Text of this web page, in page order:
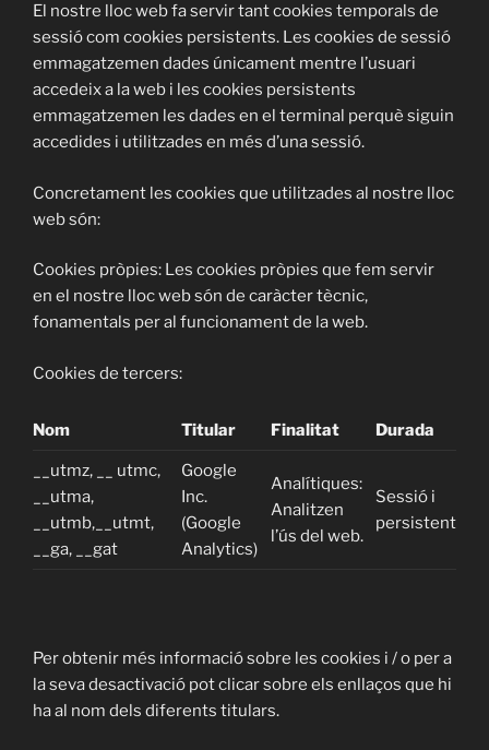
El nostre lloc web fa servir tant cookies temporals de
sessió com cookies persistents. Les cookies de sessió
emmagatzemen dades únicament mentre l’usuari
accedeix a la web i les cookies persistents
emmagatzemen les dades en el terminal perquè siguin
accedides i utilitzades en més d’una sessió.
Concretament les cookies que utilitzades al nostre lloc
web són:
Cookies pròpies: Les cookies pròpies que fem servir
en el nostre lloc web són de caràcter tècnic,
fonamentals per al funcionament de la web.
Cookies de tercers:
Nom Titular Finalitat Durada
__utmz, __ utmc,
__utma,
__utmb,__utmt,
__ga, __gat
Google
Inc.
(Google
Analytics)
Analítiques:
Analitzen
l’ús del web.
Sessió i
persistent
Per obtenir més informació sobre les cookies i / o per a
la seva desactivació pot clicar sobre els enllaços que hi
ha al nom dels diferents titulars.